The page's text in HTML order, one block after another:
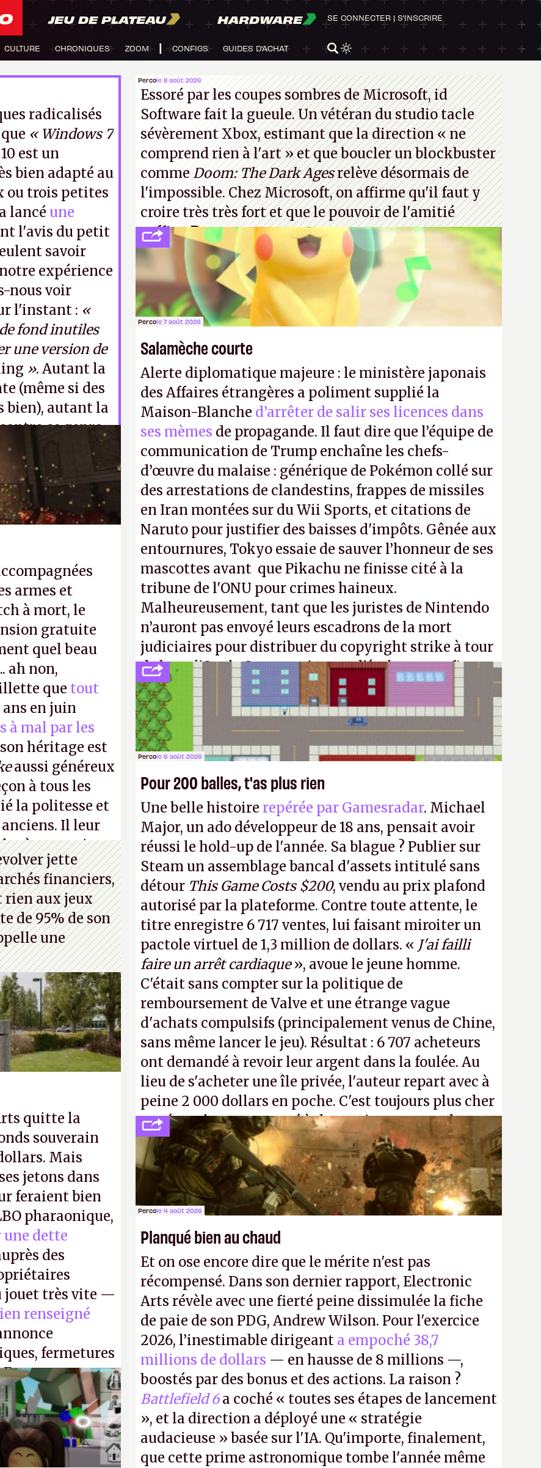
JEU DE PLATEAU HARDWARE
CULTURE CHRONIQUES ZOOM CONFIGS GUIDES D'ACHAT
SE CONNECTER | S'INSCRIRE
radicalisés
« Windows 7
est un
bien adapté au
ou trois petites
lancé une
l'avis du petit
savoir
expérience
nous voir
l'instant : «
fond inutiles
une version de
». Autant la
(même si des
bien), autant la
ce genre
Percole 8 août 2026
Essoré par les coupes sombres de Microsoft, id
Software fait la gueule. Un vétéran du studiotacle
sévèrement Xbox, estimant que la direction« ne
comprend rien à l'art »et que boucler un blockbuster
comme Doom: The Dark Agesrelève désormais de
l'impossible. Chez Microsoft, on affirme qu'il faut y
croire très très fort et que le pouvoir de l'amitié
suffira.P.
armes et
à mort, le
gratuite
quel beau
ah non,
que tout
ans en juin
à mal par les
héritage est
aussi généreux
à tous les
la politesse et
Il leur
à ces petits
Percole 7 août 2026
Salamèche courte
Alerte diplomatique majeure : le ministère japonais
des Affaires étrangères a poliment supplié la
Maison-Blanche d’arrêter de salir ses licences dans
ses mèmes de propagande. Il faut dire que l’équipe de
communication de Trump enchaîne les chefs-
d’œuvre du malaise : générique de Pokémon collé sur
des arrestations de clandestins, frappes de missiles
en Iran montées sur du Wii Sports, et citations de
Naruto pour justifier des baisses d'impôts. Gênée aux
entournures, Tokyo essaie de sauver l’honneur de ses
mascottes avant que Pikachu ne finisse cité à la
tribune de l'ONU pour crimes haineux.
Malheureusement, tant que les juristes de Nintendo
n’auront pas envoyé leurs escadrons de la mort
judiciaires pour distribuer du copyright strike à tour
de bras, l'Oncle Sam continuera d'étaler sa confiture
intellectuelle sur vos souvenirs d'enfance.P.
jette
financiers,
rien aux jeux
de 95% de son
une
Percole 6 août 2026
Pour 200 balles, t'as plus rien
Une belle histoire repérée par Gamesradar. Michael
Major, un ado développeur de 18 ans, pensait avoir
réussi le hold-up de l'année. Sa blague ? Publier sur
Steam un assemblage bancal d'assets intitulé sans
détour This Game Costs $200, vendu au prix plafond
autorisé par la plateforme. Contre toute attente, le
titre enregistre 6 717 ventes, lui faisant miroiter un
pactole virtuel de 1,3 million de dollars. « J'ai failli
faire un arrêt cardiaque», avoue le jeune homme.
C'était sans compter sur la politique de
remboursement de Valve et une étrange vague
d'achats compulsifs (principalement venus de Chine,
sans même lancer le jeu). Résultat : 6 707 acheteurs
ont demandé à revoir leur argent dans la foulée. Au
lieu de s'acheter une île privée, l'auteur repart avec à
peine 2 000 dollars en poche. C'est toujours plus cher
payé que le temps passé à dev, mais ça apprendra aux
petits malins qu'on ne braque pas Gabe Newell aussi
facilement.P.
quitte la
souverain
Mais
jetons dans
feraient bien
pharaonique,
une dette
des
jouet très vite —
renseigné
fermetures
gros, essorer
Percole 4 août 2026
Planqué bien au chaud
Et on ose encore dire que le mérite n'est pas
récompensé. Dans son dernier rapport, Electronic
Arts révèle avec une fierté peine dissimulée la fiche
de paie de son PDG, Andrew Wilson. Pour l'exercice
2026, l’inestimable dirigeant a empoché 38,7
millions de dollars — en hausse de 8 millions —,
boostés par des bonus et des actions. La raison ?
Battlefield 6a coché « toutes ses étapes de lancement
», et la direction a déployé une « stratégie
audacieuse » basée sur l'IA. Qu'importe, finalement,
que cette prime astronomique tombe l'année même